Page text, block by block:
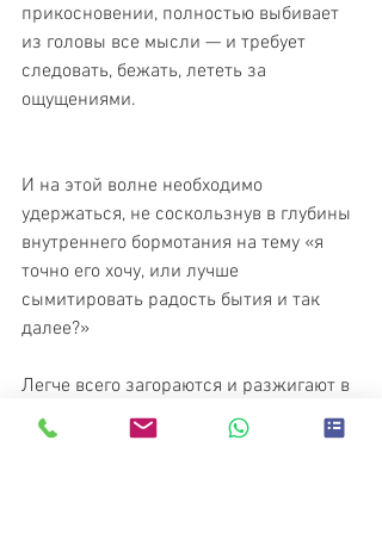
прикосновении, полностью выбивает
из головы все мысли — и требует
следовать, бежать, лететь за
ощущениями.
И на этой волне необходимо
удержаться, не соскользнув в глубины
внутреннего бормотания на тему «я
точно его хочу, или лучше
сымитировать радость бытия и так
далее?»
Легче всего загораются и разжигают в
себе искру возбуждения, дамы ,
которые легко и просто получают